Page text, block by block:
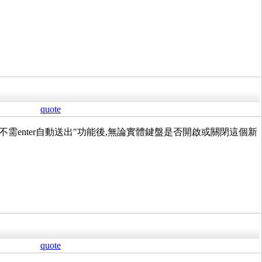
quote
enter自動送出"功能後,無論實體鍵盤是否開啟或關閉這個新
quote